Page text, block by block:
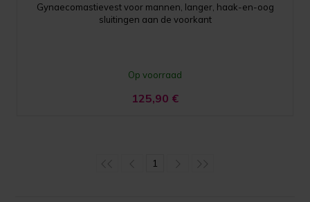
Gynaecomastievest voor mannen, langer, haak-en-oog
sluitingen aan de voorkant
Op voorraad
125,90 €
1